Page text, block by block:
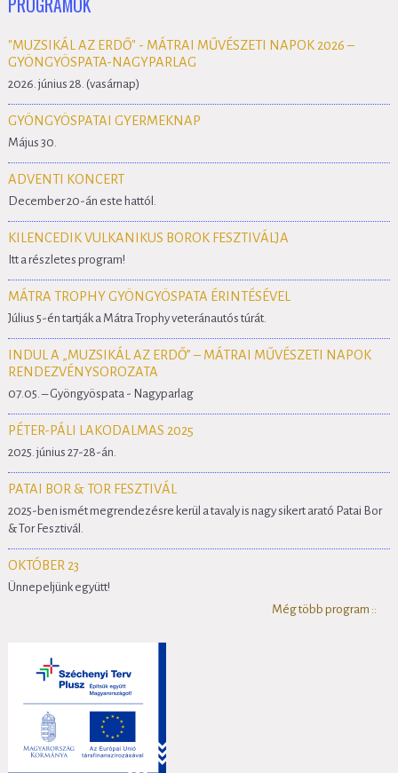
PROGRAMOK
"MUZSIKÁL AZ ERDŐ" - MÁTRAI MŰVÉSZETI NAPOK 2026 –
GYÖNGYÖSPATA-NAGYPARLAG
2026. június 28. (vasárnap)
GYÖNGYÖSPATAI GYERMEKNAP
Május 30.
ADVENTI KONCERT
December 20-án este hattól.
KILENCEDIK VULKANIKUS BOROK FESZTIVÁLJA
Itt a részletes program!
MÁTRA TROPHY GYÖNGYÖSPATA ÉRINTÉSÉVEL
Július 5-én tartják a Mátra Trophy veteránautós túrát.
INDUL A „MUZSIKÁL AZ ERDŐ” – MÁTRAI MŰVÉSZETI NAPOK
RENDEZVÉNYSOROZATA
07.05. – Gyöngyöspata - Nagyparlag
PÉTER-PÁLI LAKODALMAS 2025
2025. június 27-28-án.
PATAI BOR & TOR FESZTIVÁL
2025-ben ismét megrendezésre kerül a tavaly is nagy sikert arató Patai Bor
& Tor Fesztivál.
OKTÓBER 23
Ünnepeljünk együtt!
Még több program ::